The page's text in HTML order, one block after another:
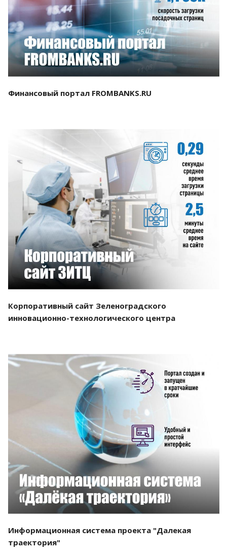
Смотреть проект
Финансовый портал FROMBANKS.RU
Смотреть проект
Корпоративный сайт Зеленоградского
инновационно-технологического центра
Смотреть проект
Информационная система проекта "Далекая
траектория"